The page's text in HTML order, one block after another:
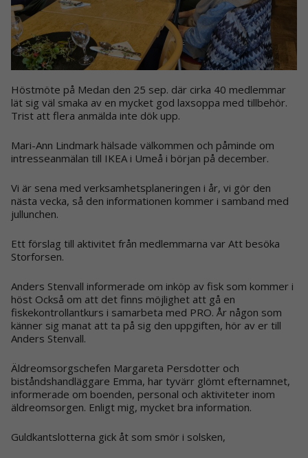
Höstmöte på Medan den 25 sep. där cirka 40 medlemmar
lät sig väl smaka av en mycket god laxsoppa med tillbehör.
Trist att flera anmälda inte dök upp.
Mari-Ann Lindmark hälsade välkommen och påminde om
intresseanmälan till IKEA i Umeå i början på december.
Vi är sena med verksamhetsplaneringen i år, vi gör den
nästa vecka, så den informationen kommer i samband med
jullunchen.
Ett förslag till aktivitet från medlemmarna var Att besöka
Storforsen.
Anders Stenvall informerade om inköp av fisk som kommer i
höst Också om att det finns möjlighet att gå en
fiskekontrollantkurs i samarbeta med PRO. År någon som
känner sig manat att ta på sig den uppgiften, hör av er till
Anders Stenvall.
Äldreomsorgschefen Margareta Persdotter och
biståndshandläggare Emma, har tyvärr glömt efternamnet,
informerade om boenden, personal och aktiviteter inom
äldreomsorgen. Enligt mig, mycket bra information.
Guldkantslotterna gick åt som smör i solsken,